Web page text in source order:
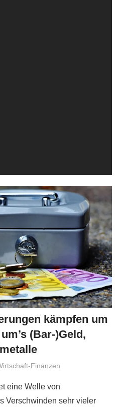
kämpfen um
(Bar-)Geld,
Finanzen
eine Welle von
Verschwinden sehr vieler